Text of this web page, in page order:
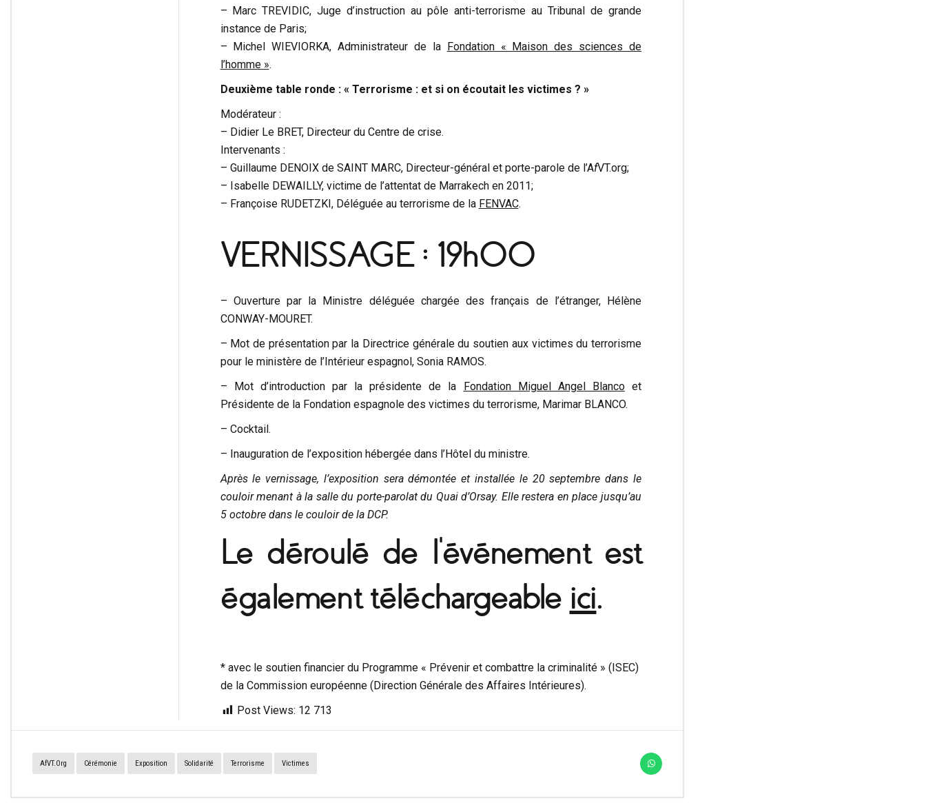
– Marc TREVIDIC, Juge d’instruction au pôle anti-terrorisme au Tribunal de grande
instance de Paris;
– Michel WIEVIORKA, Administrateur de la Fondation « Maison des sciences de
l’homme ».
Deuxième table ronde : « Terrorisme : et si on écoutait les victimes ? »
Modérateur :
– Didier Le BRET, Directeur du Centre de crise.
Intervenants :
– Guillaume DENOIX de SAINT MARC, Directeur-général et porte-parole de l’AfVT.org;
– Isabelle DEWAILLY, victime de l’attentat de Marrakech en 2011;
– Françoise RUDETZKI, Déléguée au terrorisme de la FENVAC.
VERNISSAGE : 19h00
– Ouverture par la Ministre déléguée chargée des français de l’étranger, Hélène
CONWAY-MOURET.
– Mot de présentation par la Directrice générale du soutien aux victimes du terrorisme
pour le ministère de l’Intérieur espagnol, Sonia RAMOS.
– Mot d’introduction par la présidente de la Fondation Miguel Angel Blancoet
Présidente de la Fondation espagnole des victimes du terrorisme, Marimar BLANCO.
– Cocktail.
– Inauguration de l’exposition hébergée dans l’Hôtel du ministre.
Après le vernissage, l’exposition sera démontée et installée le 20 septembre dans le
couloir menant à la salle du porte-parolat du Quai d’Orsay. Elle restera en place jusqu’au
5 octobre dans le couloir de la DCP.
Le déroulé de l’événement est
également téléchargeable ici.
* avec le soutien financier du Programme « Prévenir et combattre la criminalité » (ISEC)
de la Commission européenne (Direction Générale des Affaires Intérieures).
Post Views: 12 713
AfVT.org Cérémonie Exposition Solidarité Terrorisme Victimes